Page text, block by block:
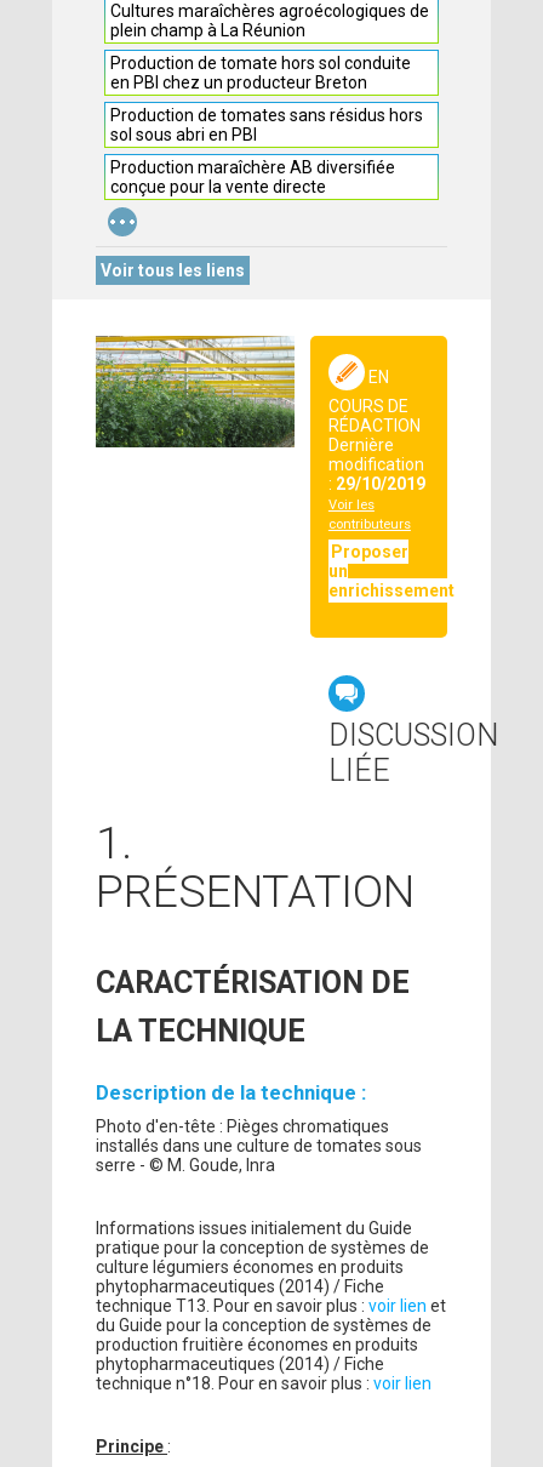
Cultures maraîchères agroécologiques de
plein champ à La Réunion
Production de tomate hors sol conduite
en PBI chez un producteur Breton
Production de tomates sans résidus hors
sol sous abri en PBI
Production maraîchère AB diversifiée
conçue pour la vente directe
...
Voir tous les liens
EN
COURS DE
RÉDACTION
Dernière
modification
: 29/10/2019
Voir les
contributeurs
Proposer
un
enrichissement
DISCUSSION
LIÉE
1.
PRÉSENTATION
CARACTÉRISATION DE
LA TECHNIQUE
Description de la technique :
Photo d'en-tête : Pièges chromatiques
installés dans une culture de tomates sous
serre - © M. Goude, Inra
Informations issues initialement du Guide
pratique pour la conception de systèmes de
culture légumiers économes en produits
phytopharmaceutiques (2014) / Fiche
technique T13. Pour en savoir plus :voir lien et
du Guide pour la conception de systèmes de
production fruitière économes en produits
phytopharmaceutiques (2014) / Fiche
technique n°18. Pour en savoir plus :voir lien
Principe :